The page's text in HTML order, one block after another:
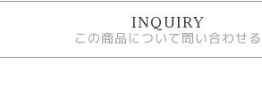
INQUIRY
この商品について問い合わせる